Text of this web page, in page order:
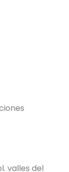
valles del